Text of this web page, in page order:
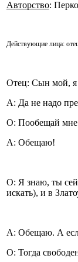
Авторство:
Действующие лица:
Отец: Сын мой, я
А: Да не надо
О: Пообещай мне
А: Обещаю!
О: Я знаю, ты
искать), и в
А: Обещаю. А
О: Тогда